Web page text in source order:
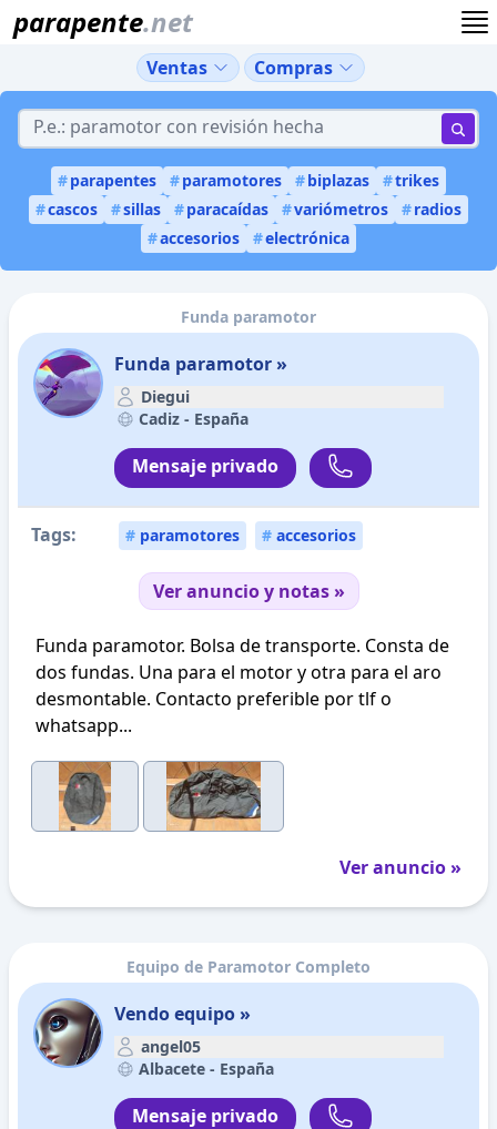
parapente.net
Ventas Compras
#parapentes #paramotores #biplazas #trikes
#cascos #sillas #paracaídas #variómetros #radios
#accesorios #electrónica
Funda paramotor
Funda paramotor »
Diegui
Cadiz - España
Mensaje privado
Tags: # paramotores # accesorios
Ver anuncio y notas »
Funda paramotor. Bolsa de transporte. Consta de
dos fundas. Una para el motor y otra para el aro
desmontable. Contacto preferible por tlf o
whatsapp...
Ver anuncio »
Equipo de Paramotor Completo
Vendo equipo »
angel05
Albacete - España
Mensaje privado